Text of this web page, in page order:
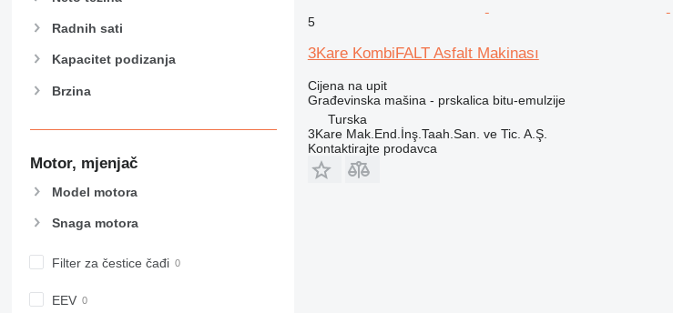
826
906
910
924
930
950
Radnih sati
Kapacitet podizanja
Brzina
Motor, mjenjač
Model motora
Snaga motora
Filter za čestice čađi
EEV
5
3Kare KombiFALT Asfalt Makinası
Cijena na upit
Građevinska mašina - prskalica bitu-emulzije
Turska
3Kare Mak.End.İnş.Taah.San. ve Tic. A.Ş.
Kontaktirajte prodavca